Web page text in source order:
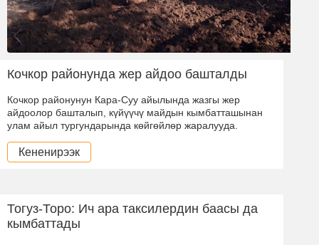
Кочкор районунда жер айдоо башталды
Кочкор районунун Кара-Суу айылында жазгы жер
айдоолор башталып, күйүүчү майдын кымбатташынан
улам айыл тургундарында көйгөйлөр жаралууда.
Кененирээк
Тогуз-Торо: Ич ара таксилердин баасы да
кымбаттады